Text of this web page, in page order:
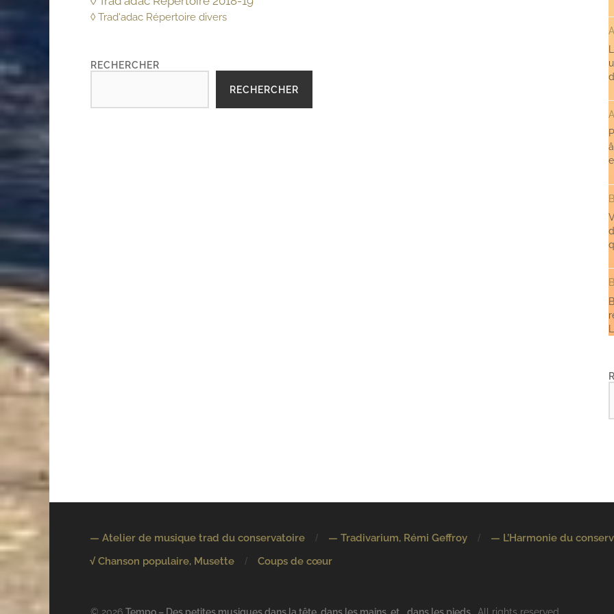
◊ Trad'adac Répertoire divers
RECHERCHER
RECHERCHER
— Atelier de musique trad du conservatoire — Tradivarium, Rémi Geffroy
— L’Harmonie du
√ Chanson populaire, Musette
Coups de cœur
© 2026 Tempo – Des petites musiques dans la tête, dans les mains, et… dans les pieds. . All rights reserved.